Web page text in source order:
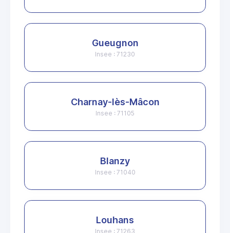
Gueugnon
Insee : 71230
Charnay-lès-Mâcon
Insee : 71105
Blanzy
Insee : 71040
Louhans
Insee : 71263